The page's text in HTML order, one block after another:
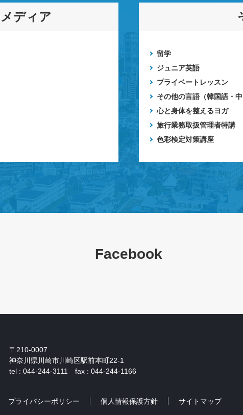
ディア
留学
ジュニア英語
プライベートレッスン
その他の言語（韓国語・中
心と身体を整えるヨガ
旅行業務取扱管理者特講
色彩検定対策講座
Facebook
〒210-0007
神奈川県川崎市川崎区駅前本町22-1
tel : 044-244-3111 fax : 044-244-1166
プライバシーポリシー 個人情報保護方針 サイトマップ